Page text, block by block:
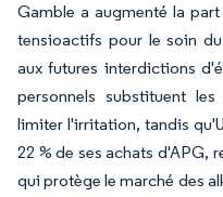
Gamble a augmenté la
tensioactifs pour le soin
aux futures interdictions
personnels substituent
limiter l'irritation, tandis
22 % de ses achats d'APG,
qui protège le marché des